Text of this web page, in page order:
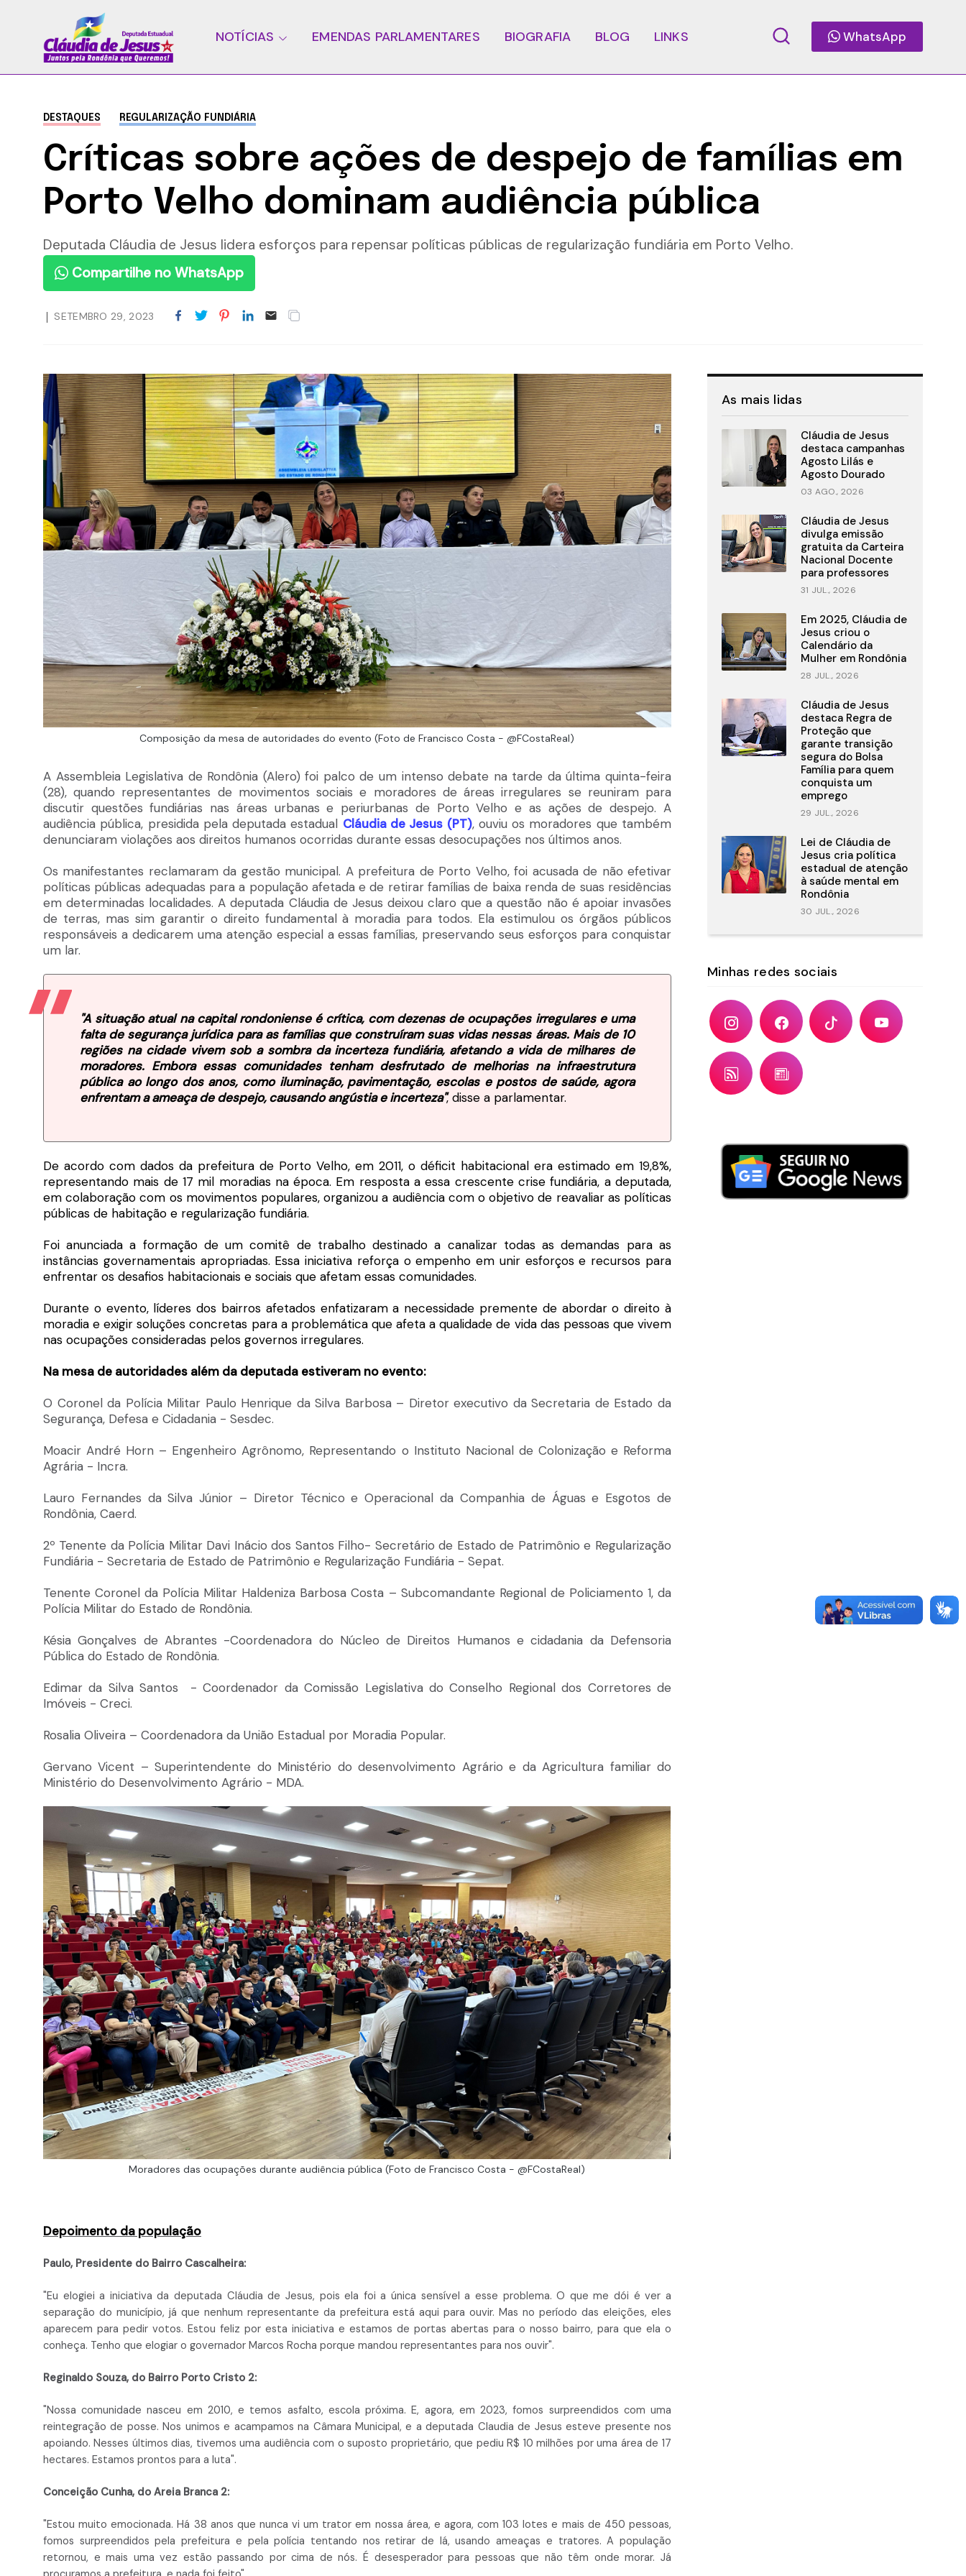
WhatsApp
NOTÍCIAS EMENDAS PARLAMENTARES BIOGRAFIA BLOG LINKS
DESTAQUES REGULARIZAÇÃO FUNDIÁRIA
Críticas sobre ações de despejo de famílias em
Porto Velho dominam audiência pública
Deputada Cláudia de Jesus lidera esforços para repensar políticas públicas de regularização fundiária em Porto Velho.
Compartilhe no WhatsApp
SETEMBRO 29, 2023
Composição da mesa de autoridades do evento (Foto de Francisco Costa - @FCostaReal)
A Assembleia Legislativa de Rondônia (Alero) foi palco de um intenso debate na tarde da última quinta-feira
(28), quando representantes de movimentos sociais e moradores de áreas irregulares se reuniram para
discutir questões fundiárias nas áreas urbanas e periurbanas de Porto Velho e as ações de despejo. A
audiência pública, presidida pela deputada estadual Cláudia de Jesus (PT), ouviu os moradores que também
denunciaram violações aos direitos humanos ocorridas durante essas desocupações nos últimos anos.
Os manifestantes reclamaram da gestão municipal. A prefeitura de Porto Velho, foi acusada de não efetivar
políticas públicas adequadas para a população afetada e de retirar famílias de baixa renda de suas residências
em determinadas localidades. A deputada Cláudia de Jesus deixou claro que a questão não é apoiar invasões
de terras, mas sim garantir o direito fundamental à moradia para todos. Ela estimulou os órgãos públicos
responsáveis a dedicarem uma atenção especial a essas famílias, preservando seus esforços para conquistar
um lar.
"A situação atual na capital rondoniense é crítica, com dezenas de ocupações irregulares e uma
falta de segurança jurídica para as famílias que construíram suas vidas nessas áreas. Mais de 10
regiões na cidade vivem sob a sombra da incerteza fundiária, afetando a vida de milhares de
moradores. Embora essas comunidades tenham desfrutado de melhorias na infraestrutura
pública ao longo dos anos, como iluminação, pavimentação, escolas e postos de saúde, agora
enfrentam a ameaça de despejo, causando angústia e incerteza", disse a parlamentar.
De acordo com dados da prefeitura de Porto Velho, em 2011, o déficit habitacional era estimado em 19,8%,
representando mais de 17 mil moradias na época. Em resposta a essa crescente crise fundiária, a deputada,
em colaboração com os movimentos populares, organizou a audiência com o objetivo de reavaliar as políticas
públicas de habitação e regularização fundiária.
Foi anunciada a formação de um comitê de trabalho destinado a canalizar todas as demandas para as
instâncias governamentais apropriadas. Essa iniciativa reforça o empenho em unir esforços e recursos para
enfrentar os desafios habitacionais e sociais que afetam essas comunidades.
Durante o evento, líderes dos bairros afetados enfatizaram a necessidade premente de abordar o direito à
moradia e exigir soluções concretas para a problemática que afeta a qualidade de vida das pessoas que vivem
nas ocupações consideradas pelos governos irregulares.
Na mesa de autoridades além da deputada estiveram no evento:
O Coronel da Polícia Militar Paulo Henrique da Silva Barbosa – Diretor executivo daSecretaria de Estado da
Segurança, Defesa e Cidadania - Sesdec.
Moacir André Horn – Engenheiro Agrônomo, Representando o Instituto Nacional de Colonização e Reforma
Agrária - Incra.
Lauro Fernandes da Silva Júnior – Diretor Técnico e Operacional da Companhia de Águas e Esgotos de
Rondônia, Caerd.
2º Tenente da Polícia Militar Davi Inácio dos Santos Filho- Secretário de Estado de Patrimônio e Regularização
Fundiária - Secretaria de Estado de Patrimônio e Regularização Fundiária - Sepat.
Tenente Coronel da Polícia Militar Haldeniza Barbosa Costa – Subcomandante Regional de Policiamento 1, da
Polícia Militar do Estado de Rondônia.
Késia Gonçalves de Abrantes -Coordenadora do Núcleo de Direitos Humanos e cidadania da Defensoria
Pública do Estado de Rondônia.
Edimar da Silva Santos
- Coordenador da Comissão Legislativa do Conselho Regional dos Corretores de
Imóveis - Creci.
Rosalia Oliveira – Coordenadora da União Estadual por Moradia Popular.
Gervano Vicent – Superintendente do Ministério do desenvolvimento Agrário e da Agricultura familiar do
Ministério do Desenvolvimento Agrário - MDA.
Moradores das ocupações durante audiência pública (Foto de Francisco Costa - @FCostaReal)
Depoimento da população
Paulo, Presidente do Bairro Cascalheira:
"Eu elogiei a iniciativa da deputada Cláudia de Jesus, pois ela foi a única sensível a esse problema. O que me dói é ver a
separação do município, já que nenhum representante da prefeitura está aqui para ouvir. Mas no período das eleições, eles
aparecem para pedir votos. Estou feliz por esta iniciativa e estamos de portas abertas para o nosso bairro, para que ela o
conheça. Tenho que elogiar o governador Marcos Rocha porque mandou representantes para nos ouvir".
Reginaldo Souza, do Bairro Porto Cristo 2:
"Nossa comunidade nasceu em 2010, e temos asfalto, escola próxima. E, agora, em 2023, fomos surpreendidos com uma
reintegração de posse. Nos unimos e acampamos na Câmara Municipal, e a deputada Claudia de Jesus esteve presente nos
apoiando. Nesses últimos dias, tivemos uma audiência com o suposto proprietário, que pediu R$ 10 milhões por uma área de 17
hectares. Estamos prontos para a luta".
Conceição Cunha, do Areia Branca 2:
"Estou muito emocionada. Há 38 anos que nunca vi um trator em nossa área, e agora, com 103 lotes e mais de 450 pessoas,
fomos surpreendidos pela prefeitura e pela polícia tentando nos retirar de lá, usando ameaças e tratores. A população
retornou, e mais uma vez estão passando por cima de nós. É desesperador para pessoas que não têm onde morar. Já
As mais lidas
Cláudia de Jesus
destaca campanhas
Agosto Lilás e
Agosto Dourado
03 AGO., 2026
Cláudia de Jesus
divulga emissão
gratuita da Carteira
Nacional Docente
para professores
31 JUL., 2026
Em 2025, Cláudia de
Jesus criou o
Calendário da
Mulher em Rondônia
28 JUL., 2026
Cláudia de Jesus
destaca Regra de
Proteção que
garante transição
segura do Bolsa
Família para quem
conquista um
emprego
29 JUL., 2026
Lei de Cláudia de
Jesus cria política
estadual de atenção
à saúde mental em
Rondônia
30 JUL., 2026
Minhas redes sociais